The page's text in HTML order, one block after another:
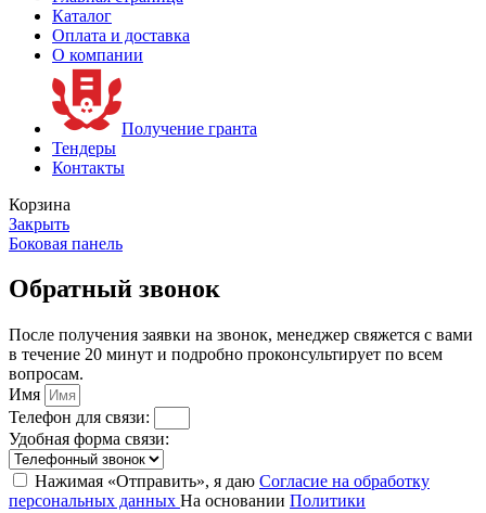
Каталог
Оплата и доставка
О компании
Получение гранта
Тендеры
Контакты
Корзина
Закрыть
Боковая панель
Обратный звонок
После получения заявки на звонок, менеджер свяжется с вами
в течение 20 минут и подробно проконсультирует по всем
вопросам.
Имя
Телефон для связи:
Удобная форма связи:
Нажимая «Отправить», я даю Согласие на обработку
персональных данных На основании Политики